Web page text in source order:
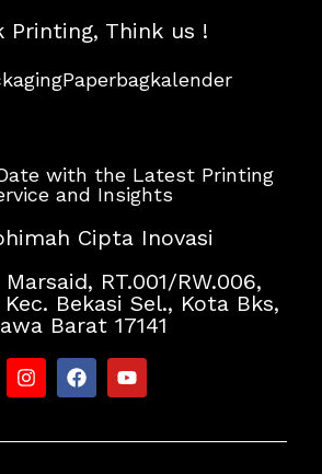
Printing, Think us !
Paperbagkalender
with the Latest Printing
and Insights
Cipta Inovasi
RT.001/RW.006,
Bekasi Sel., Kota Bks,
Barat 17141
I
n
a
F
a
b
Y
o
u